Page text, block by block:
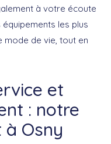
à votre écoute
équipements les plus
de vie, tout en
et
: notre
Osny